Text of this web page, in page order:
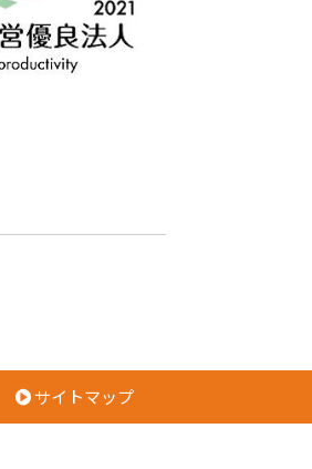
サイトマップ